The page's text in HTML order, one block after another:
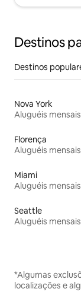
Destinos
Destinos
Nova York
Aluguéis mensais
Florença
Aluguéis mensais
Miami
Aluguéis mensais
Seattle
Aluguéis mensais
*Algumas
localizações e